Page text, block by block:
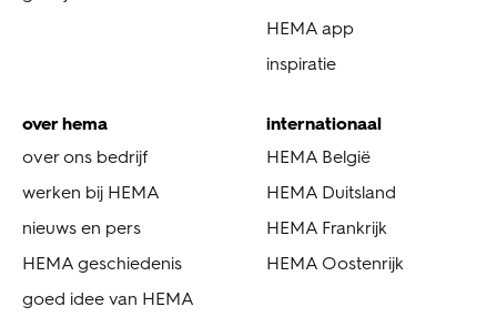
HEMA app
inspiratie
over hema
over ons bedrijf
werken bij HEMA
nieuws en pers
HEMA geschiedenis
goed idee van HEMA
internationaal
HEMA België
HEMA Duitsland
HEMA Frankrijk
HEMA Oostenrijk